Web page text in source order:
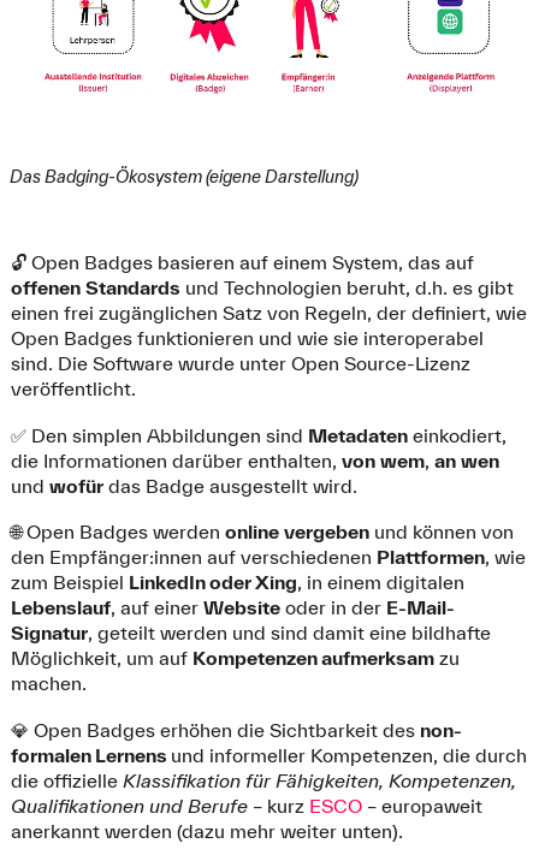
Das Badging-Ökosystem (eigene Darstellung)
🔓 Open Badges basieren auf einem System, das auf
offenen Standards und Technologien beruht, d.h. es gibt
einen frei zugänglichen Satz von Regeln, der definiert, wie
Open Badges funktionieren und wie sie interoperabel
sind. Die Software wurde unter Open Source-Lizenz
veröffentlicht.
✅ Den simplen Abbildungen sind Metadateneinkodiert,
die Informationen darüber enthalten, von wem, an wen
und wofürdas Badge ausgestellt wird.
🌐 Open Badges werden online vergebenund können von
den Empfänger:innen auf verschiedenen Plattformen, wie
zum Beispiel LinkedIn oderXing, in einem digitalen
Lebenslauf, auf einer Websiteoder in der E-Mail-
Signatur, geteilt werden und sind damit eine bildhafte
Möglichkeit, um auf Kompetenzenaufmerksamzu
machen.
💎 Open Badges erhöhen die Sichtbarkeit des non-
formalen Lernens und informeller Kompetenzen, die durch
die offizielle Klassifikation für Fähigkeiten, Kompetenzen,
Qualifikationen und Berufe– kurz ESCO– europaweit
anerkannt werden (dazu mehr weiter unten).